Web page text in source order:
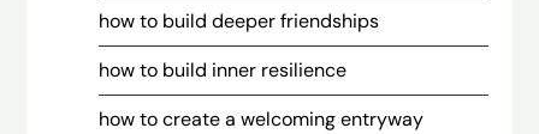
how to build deeper friendships
how to build inner resilience
how to create a welcoming entryway